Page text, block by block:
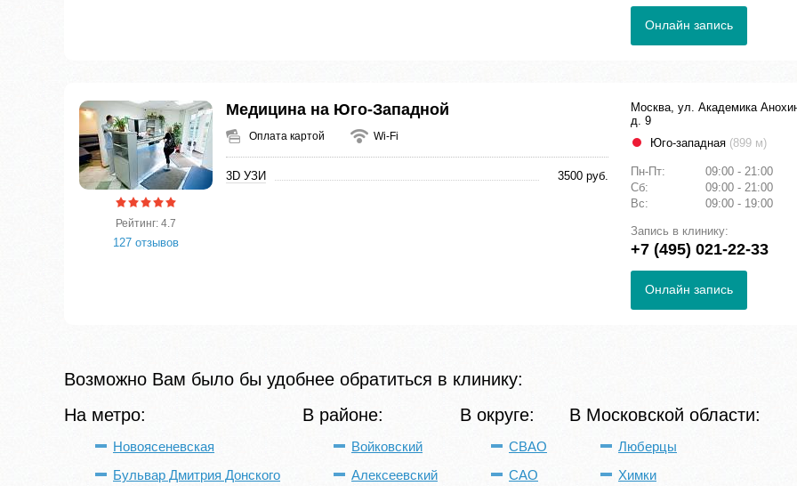
Онлайн запись
Рейтинг: 4.7
127 отзывов
Медицина на Юго-Западной
Оплата картой Wi-Fi
3D УЗИ 3500 руб.
Москва, ул. Академика
д. 9
Юго-западная (899 м)
Пн-Пт:
09:00 - 21:00
Сб:
09:00 - 21:00
Вс:
09:00 - 19:00
Запись в клинику:
+7 (495) 021-22-33
Онлайн запись
Возможно Вам было бы удобнее обратиться в клинику:
На метро:
Новоясеневская
Бульвар Дмитрия Донского
В районе:
Войковский
Алексеевский
В округе:
СВАО
САО
В Московской области:
Люберцы
Химки